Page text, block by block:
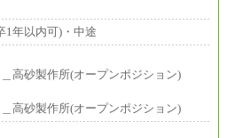
1年以内可)・中途
高砂製作所(オープンポジション)
高砂製作所(オープンポジション)